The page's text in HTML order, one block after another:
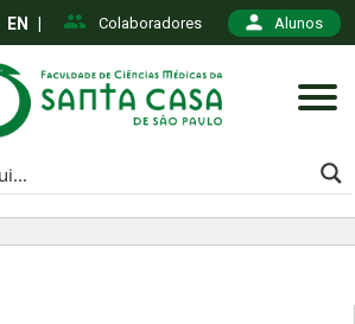
Colaboradores Alunos
EN